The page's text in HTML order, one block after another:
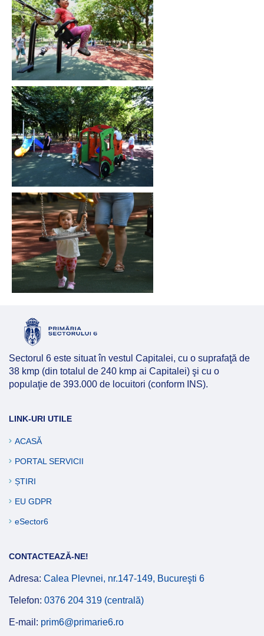
Sectorul 6 este situat în vestul Capitalei, cu o suprafaţă de
38 kmp (din totalul de 240 kmp ai Capitalei) şi cu o
populaţie de 393.000 de locuitori (conform INS).
LINK-URI UTILE
ACASĂ
PORTAL SERVICII
ȘTIRI
EU GDPR
eSector6
CONTACTEAZĂ-NE!
Adresa: Calea Plevnei, nr.147-149, Bucureşti 6
Telefon: 0376 204 319 (centrală)
E-mail: prim6@primarie6.ro